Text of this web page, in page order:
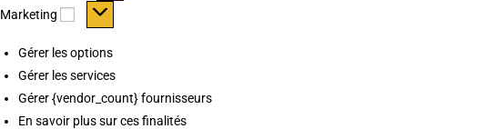
Marketing Marketing
Gérer les options
Gérer les services
Gérer {vendor_count} fournisseurs
En savoir plus sur ces finalités